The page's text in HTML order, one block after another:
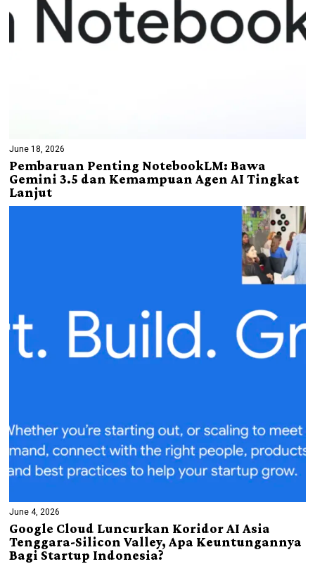
June 18, 2026
Pembaruan Penting NotebookLM: Bawa
Gemini 3.5 dan Kemampuan Agen AI Tingkat
Lanjut
June 4, 2026
Google Cloud Luncurkan Koridor AI Asia
Tenggara-Silicon Valley, Apa Keuntungannya
Bagi Startup Indonesia?